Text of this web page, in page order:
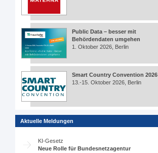
Public Data – besser mit
Behördendaten umgehen
1. Oktober 2026, Berlin
Smart Country Convention 2026
13.-15. Oktober 2026, Berlin
Aktuelle Meldungen
KI-Gesetz
Neue Rolle für Bundesnetzagentur